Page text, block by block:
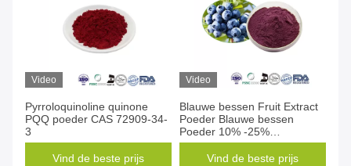
Video
Pyrroloquinoline quinone
PQQ poeder CAS 72909-34-
3
Vind de beste prijs
Video
Blauwe bessen Fruit Extract
Poeder Blauwe bessen
Poeder 10% -25%
Anthocyanidinen CAS 84082-
Vind de beste prijs